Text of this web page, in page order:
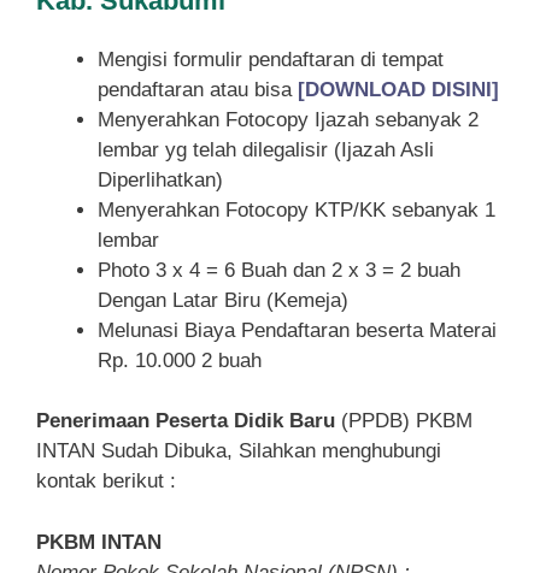
Mengisi formulir pendaftaran di tempat
pendaftaran atau bisa [DOWNLOAD DISINI]
Menyerahkan Fotocopy Ijazah sebanyak 2
lembar yg telah dilegalisir (Ijazah Asli
Diperlihatkan)
Menyerahkan Fotocopy KTP/KK sebanyak 1
lembar
Photo 3 x 4 = 6 Buah dan 2 x 3 = 2 buah
Dengan Latar Biru (Kemeja)
Melunasi Biaya Pendaftaran beserta Materai
Rp. 10.000 2 buah
Penerimaan Peserta Didik Baru (PPDB) PKBM
INTAN Sudah Dibuka, Silahkan menghubungi
kontak berikut :
PKBM INTAN